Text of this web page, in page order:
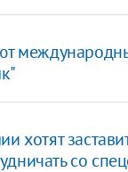
хотят
со